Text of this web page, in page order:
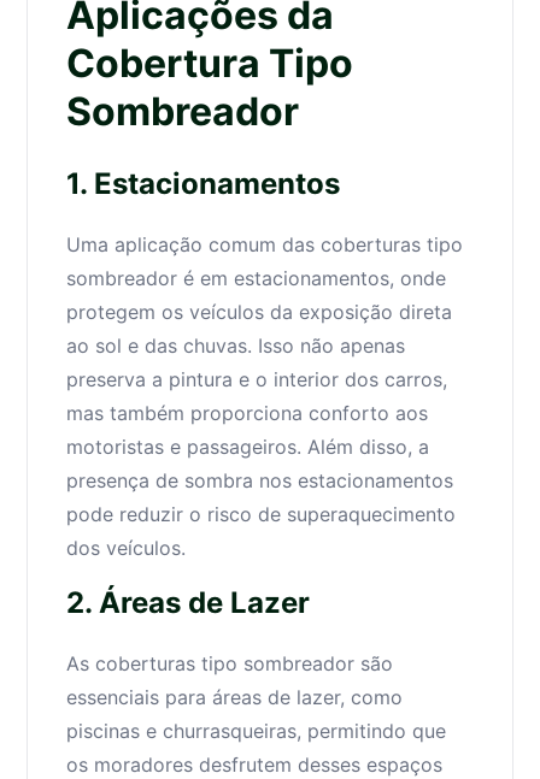
Aplicações da
Cobertura Tipo
Sombreador
1. Estacionamentos
Uma aplicação comum das coberturas tipo
sombreador é em estacionamentos, onde
protegem os veículos da exposição direta
ao sol e das chuvas. Isso não apenas
preserva a pintura e o interior dos carros,
mas também proporciona conforto aos
motoristas e passageiros. Além disso, a
presença de sombra nos estacionamentos
pode reduzir o risco de superaquecimento
dos veículos.
2. Áreas de Lazer
As coberturas tipo sombreador são
essenciais para áreas de lazer, como
piscinas e churrasqueiras, permitindo que
os moradores desfrutem desses espaços